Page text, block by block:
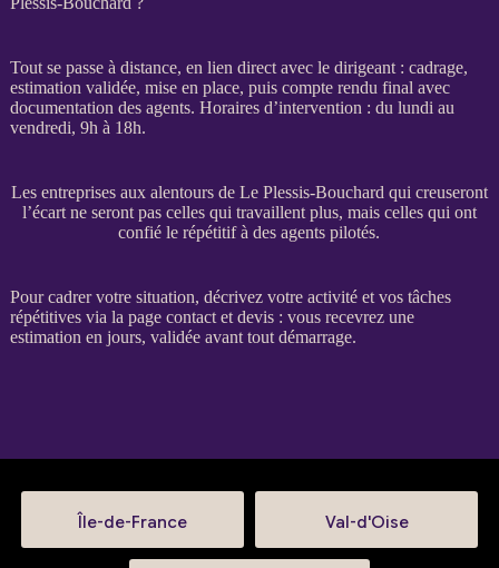
Tout se passe à distance, en lien direct avec le dirigeant : cadrage,
estimation validée, mise en place, puis compte rendu final avec
documentation des agents. Horaires d’intervention : du lundi au
vendredi, 9h à 18h.
Les entreprises aux alentours de Le Plessis-Bouchard qui creuseront
l’écart ne seront pas celles qui travaillent plus, mais celles qui ont
confié le répétitif à des agents pilotés.
Pourcadrervotre situation, décrivez votre activité et vos tâches
répétitives via la page contact et devis: vous recevrez une
estimation en jours, validée avant tout démarrage.
Île-de-France Val-d'Oise